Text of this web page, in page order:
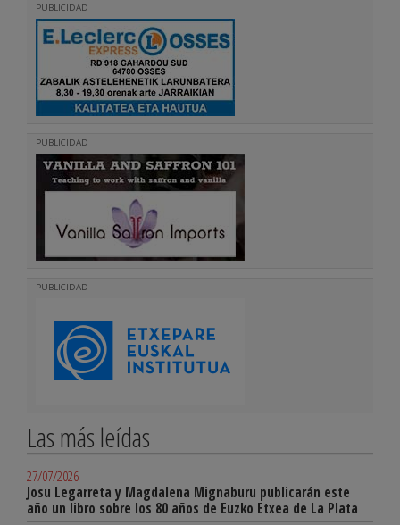
PUBLICIDAD
PUBLICIDAD
PUBLICIDAD
Las más leídas
27/07/2026
Josu Legarreta y Magdalena Mignaburu publicarán este
año un libro sobre los 80 años de Euzko Etxea de La Plata